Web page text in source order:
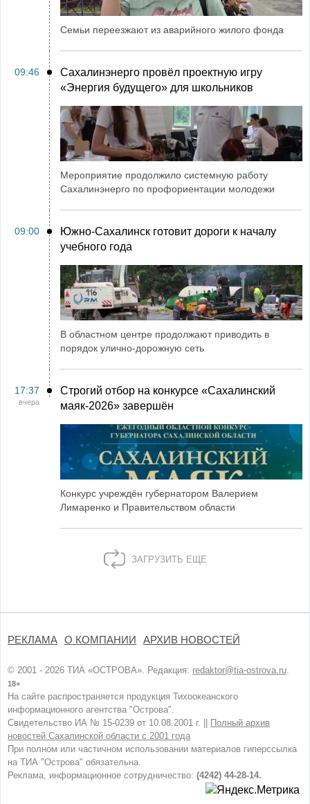
Семьи переезжают из аварийного жилого фонда
09:46
Сахалинэнерго провёл проектную игру
«Энергия будущего» для школьников
Мероприятие продолжило системную работу
Сахалинэнерго по профориентации молодежи
09:00
Южно-Сахалинск готовит дороги к началу
учебного года
В областном центре продолжают приводить в
порядок улично-дорожную сеть
17:37
вчера
Строгий отбор на конкурсе «Сахалинский
маяк‑2026» завершён
Конкурс учреждён губернатором Валерием
Лимаренко и Правительством области
ЗАГРУЗИТЬ ЕЩЕ
РЕКЛАМА О КОМПАНИИ АРХИВ НОВОСТЕЙ
© 2001 - 2026 ТИА «ОСТРОВА». Редакция: redaktor@tia-ostrova.ru.
18+
На сайте распространяется продукция Тихоокеанского
информационного агентства "Острова".
Свидетельство ИА № 15-0239 от 10.08.2001 г. ||
Полный архив
новостей Сахалинской области с 2001 года
При полном или частичном использовании материалов гиперссылка
на ТИА "Острова" обязательна.
Реклама, информационное сотрудничество: (4242) 44-28-14.